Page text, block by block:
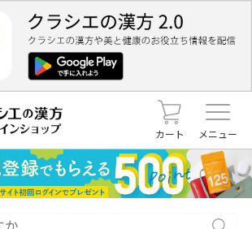
カート メニュー